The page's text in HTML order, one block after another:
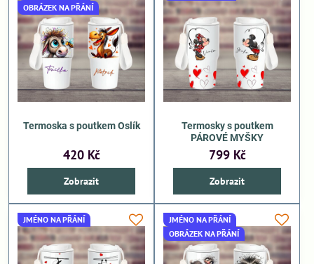
OBRÁZEK NA PŘÁNÍ
Termoska s poutkem Oslík
420 Kč
Zobrazit
Termosky s poutkem
PÁROVÉ MYŠKY
799 Kč
Zobrazit
JMÉNO NA PŘÁNÍ
JMÉNO NA PŘÁNÍ
OBRÁZEK NA PŘÁNÍ